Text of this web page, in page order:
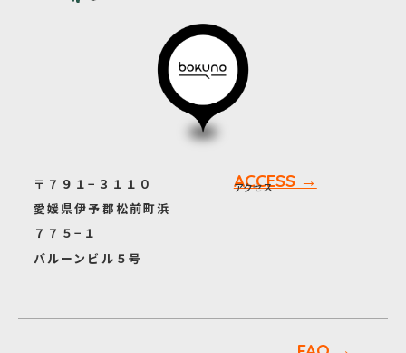
〒７９１−３１１０
愛媛県伊予郡松前町浜
７７５−１
バルーンビル５号
ACCESS →
アクセス